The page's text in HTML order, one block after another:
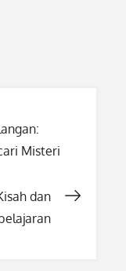
Misteri
dan